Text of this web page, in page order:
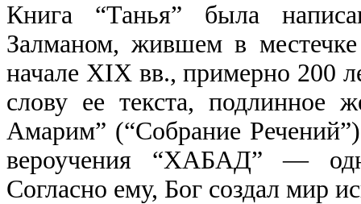
Книга “Танья” была
Залманом, жившем в
начале XIX вв., примерно 200
слову ее текста, подлинное
Амарим” (“Собрание
вероучения “ХАБАД” —
Согласно ему, Бог создал мир